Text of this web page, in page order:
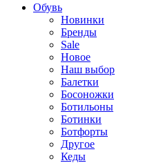
Обувь
Новинки
Бренды
Sale
Новое
Наш выбор
Балетки
Босоножки
Ботильоны
Ботинки
Ботфорты
Другое
Кеды